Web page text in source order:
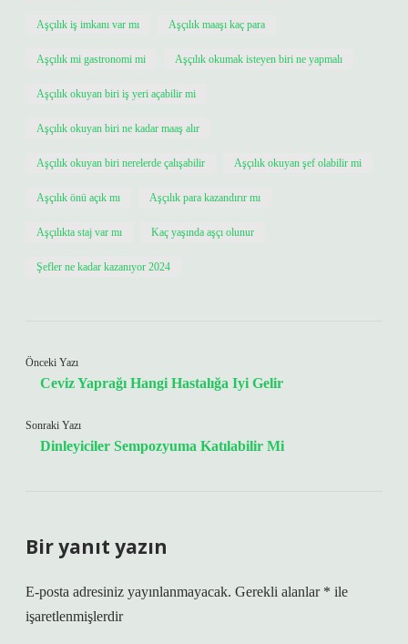
Aşçılık iş imkanı var mı Aşçılık maaşı kaç para
Aşçılık mi gastronomi mi Aşçılık okumak isteyen biri ne yapmalı
Aşçılık okuyan biri iş yeri açabilir mi
Aşçılık okuyan biri ne kadar maaş alır
Aşçılık okuyan biri nerelerde çalışabilir Aşçılık okuyan şef olabilir mi
Aşçılık önü açık mı Aşçılık para kazandırır mı
Aşçılıkta staj var mı Kaç yaşında aşçı olunur
Şefler ne kadar kazanıyor 2024
Önceki Yazı
Ceviz Yaprağı Hangi Hastalığa Iyi Gelir
Sonraki Yazı
Dinleyiciler Sempozyuma Katılabilir Mi
Bir yanıt yazın
E-posta adresiniz yayınlanmayacak. Gerekli alanlar * ile
işaretlenmişlerdir